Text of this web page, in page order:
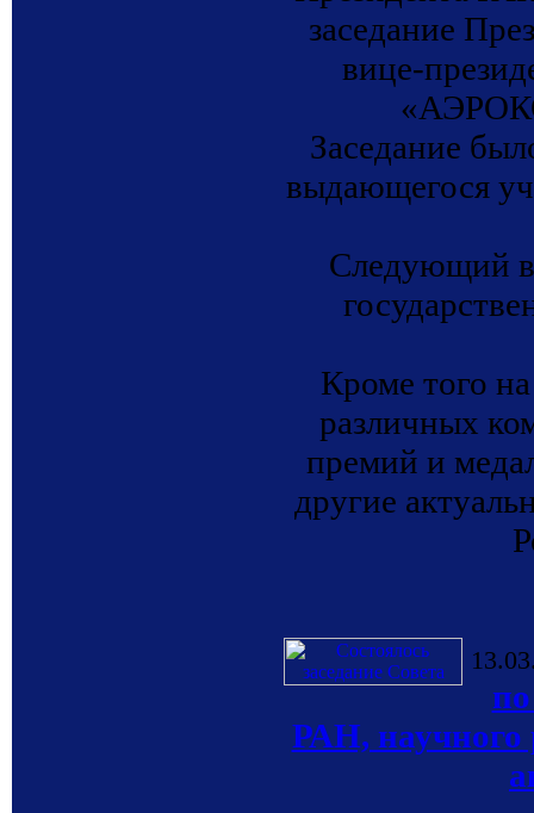
заседание
вице-
Заседание
выдающегося
Следующий
Кроме того
различных
премий и
другие
РАН,